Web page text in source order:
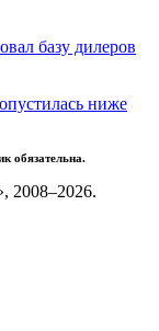
базу дилеров
ниже
обязательна.
2008–2026.